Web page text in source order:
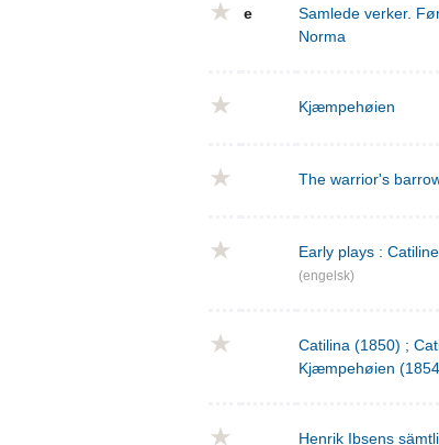
e
Samlede verker.
Norma
Kjæmpehøien
The warrior's
Early plays :
(engelsk)
Catilina (1850) ;
Kjæmpehøien
Henrik Ibsens